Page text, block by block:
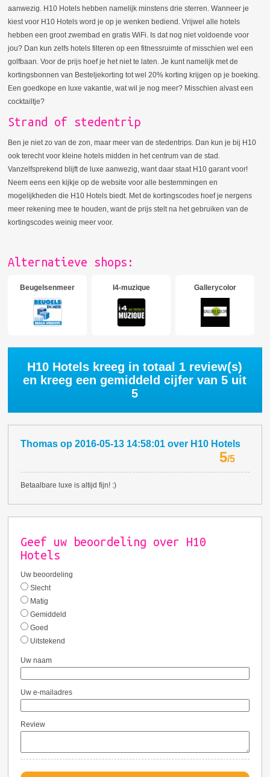
aanwezig. H10 Hotels hebben namelijk minstens drie sterren. Wanneer je
kiest voor H10 Hotels word je op je wenken bediend. Vrijwel alle hotels
hebben een groot zwembad en gratis WiFi. Is dat nog niet voldoende voor
jou? Dan kun zelfs hotels filteren op een fitnessruimte of misschien wel een
golfbaan. Voor de prijs hoef je het niet te laten. Je kunt namelijk met de
kortingsbonnen van Besteljekorting tot wel 20% korting krijgen op je boeking.
Een goedkope en luxe vakantie, wat wil je nog meer? Misschien alvast een
cocktailtje?
Strand of stedentrip
Ben je niet zo van de zon, maar meer van de stedentrips. Dan kun je bij H10
ook terecht voor kleine hotels midden in het centrum van de stad.
Vanzelfsprekend blijft de luxe aanwezig, want daar staat H10 garant voor!
Neem eens een kijkje op de website voor alle bestemmingen en
mogelijkheden die H10 Hotels biedt. Met de kortingscodes hoef je nergens
meer rekening mee te houden, want de prijs stelt na het gebruiken van de
kortingscodes weinig meer voor.
Alternatieve shops:
Beugelsenmeer I4-muzique Gallerycolor
H10 Hotels kreeg in totaal 1 review(s)
en kreeg een gemiddeld cijfer van5 uit
5
Thomas op2016-05-13 14:58:01 over H10 Hotels
5/5
Betaalbare luxe is altijd fijn! :)
Geef uw beoordeling over H10
Hotels
Uw beoordeling
Slecht
Matig
Gemiddeld
Goed
Uitstekend
Uw naam
Uw e-mailadres
Review